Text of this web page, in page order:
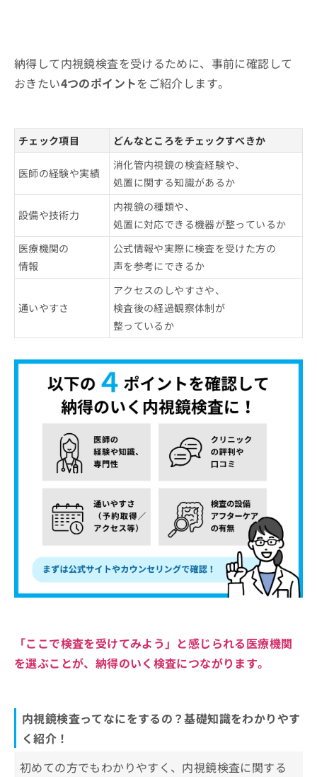
納得して内視鏡検査を受けるために、事前に確認して
おきたい4つのポイントをご紹介します。
チェック項目 どんなところをチェックすべきか
医師の経験や実績
消化管内視鏡の検査経験や、
処置に関する知識があるか
設備や技術力
内視鏡の種類や、
処置に対応できる機器が整っているか
医療機関の
情報
公式情報や実際に検査を受けた方の
声を参考にできるか
通いやすさ
アクセスのしやすさや、
検査後の経過観察体制が
整っているか
「ここで検査を受けてみよう」と感じられる医療機関
を選ぶことが、納得のいく検査につながります。
内視鏡検査ってなにをするの？基礎知識をわかりやす
く紹介！
初めての方でもわかりやすく、内視鏡検査に関する